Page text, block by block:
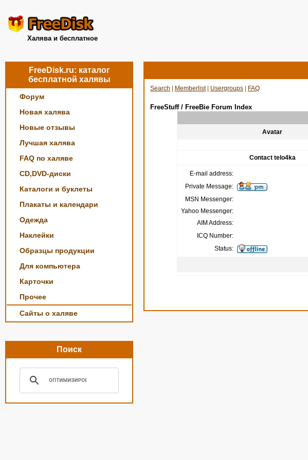
Халява и бесплатное
FreeDisk.ru: каталог
бесплатной халявы
Форум
Новая халява
Новые отзывы
Лучшая халява
FAQ по халяве
CD,DVD-диски
Каталоги и буклеты
Плакаты и календари
Одежда
Наклейки
Образцы продукции
Для компьютера
Карточки
Прочее
Сайты о халяве
Поиск
Search Memberlist| Usergroups FAQ
FreeStuff / FreeBie Forum Index
Avatar
Contact telo4ka
E-mail address:
Private Message:
MSN Messenger:
Yahoo Messenger:
AIM Address:
ICQ Number:
Status: